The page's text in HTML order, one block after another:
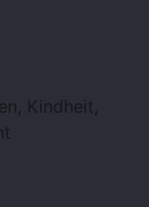
Kindheit,